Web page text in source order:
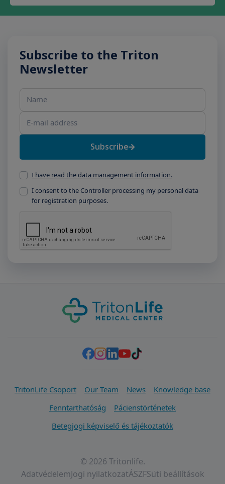
Subscribe to the Triton
Newsletter
Name
E-mail address
Subscribe
I have read the data management information.
I consent to the Controller processing my personal data
for registration purposes.
TritonLife Csoport Our Team News
Knowledge base
Fenntarthatóság
Pácienstörténetek
Betegjogi képviselő és tájékoztatók
© 2026 Tritonlife.
AdatvédelemJogi nyilatkozatÁSZFSüti beállítások